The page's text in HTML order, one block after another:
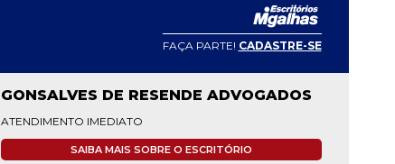
FAÇA PARTE! CADASTRE-SE
GONSALVES DE RESENDE ADVOGADOS
ATENDIMENTO IMEDIATO
SAIBA MAIS SOBRE O ESCRITÓRIO